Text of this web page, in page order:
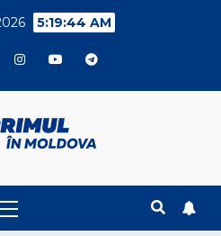
5:19:45 AM